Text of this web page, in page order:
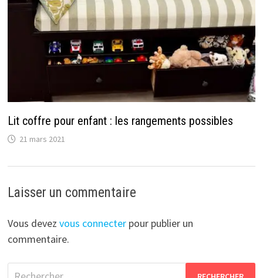
Lit coffre pour enfant : les rangements possibles
21 mars 2021
Laisser un commentaire
Vous devez vous connecterpour publier un
commentaire.
Rechercher :